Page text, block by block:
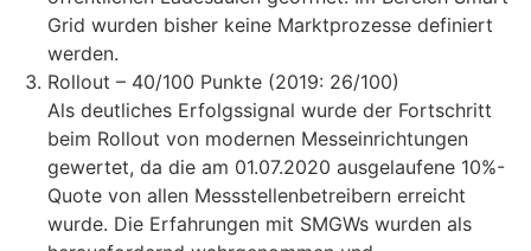
Grid wurden bisher keine Marktprozesse definiert
werden.
Rollout – 40/100 Punkte (2019: 26/100)
Als deutliches Erfolgssignal wurde der Fortschritt
beim Rollout von modernen Messeinrichtungen
gewertet, da die am 01.07.2020 ausgelaufene 10%-
Quote von allen Messstellenbetreibern erreicht
wurde. Die Erfahrungen mit SMGWs wurden als